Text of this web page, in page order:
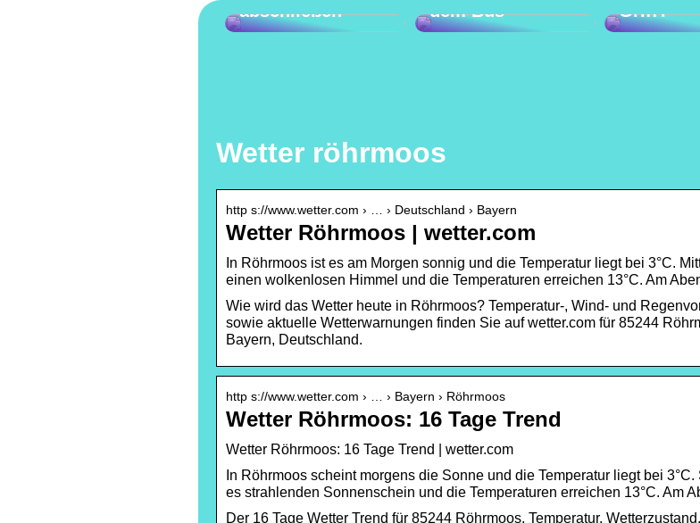
abschließen
dem Bus
Griff?
Wetter röhrmoos
http s://www.wetter.com › … › Deutschland › Bayern
Wetter Röhrmoos | wetter.com
In Röhrmoos ist es am Morgen sonnig und die Temperatur liegt bei 3°C.
einen wolkenlosen Himmel und die Temperaturen erreichen 13°C. Am
Wie wird das Wetter heute in Röhrmoos? Temperatur-, Wind- und
sowie aktuelle Wetterwarnungen finden Sie auf wetter.com für 85244
Bayern, Deutschland.
http s://www.wetter.com › … › Bayern › Röhrmoos
Wetter Röhrmoos: 16 Tage Trend
Wetter Röhrmoos: 16 Tage Trend | wetter.com
In Röhrmoos scheint morgens die Sonne und die Temperatur liegt bei 3°C.
es strahlenden Sonnenschein und die Temperaturen erreichen 13°C. Am
Der 16 Tage Wetter Trend für 85244 Röhrmoos. Temperatur, Wetterzustand,